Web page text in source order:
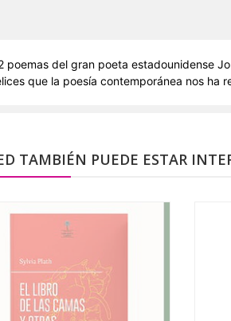
poemas del gran poeta estadounidense
que la poesía contemporánea nos ha
TAMBIÉN PUEDE ESTAR